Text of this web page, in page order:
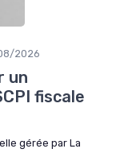
2026
un
fiscale
gérée par La